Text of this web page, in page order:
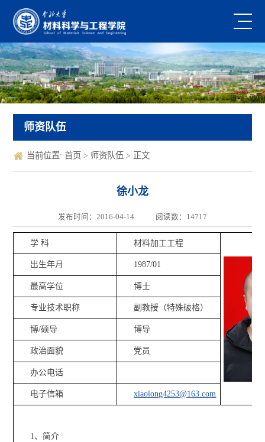
师资队伍
当前位置: 首页 > 师资队伍 > 正文
徐小龙
发布时间：2016-04-14 阅读数： 14717
学 科 材料加工工程
出生年月 1987/01
最高学位 博士
专业技术职称 副教授（特殊破格）
博/硕导 博导
政治面貌 党员
办公电话
电子信箱 xiaolong4253@163.com
1、简介